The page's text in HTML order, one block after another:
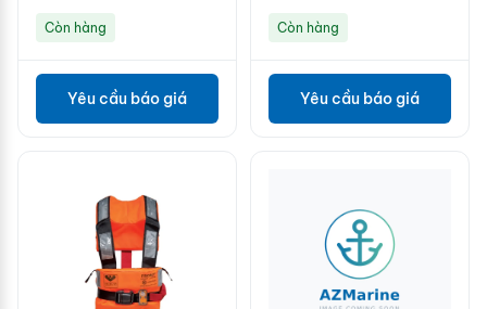
Còn hàng
Yêu cầu báo giá
Còn hàng
Yêu cầu báo giá